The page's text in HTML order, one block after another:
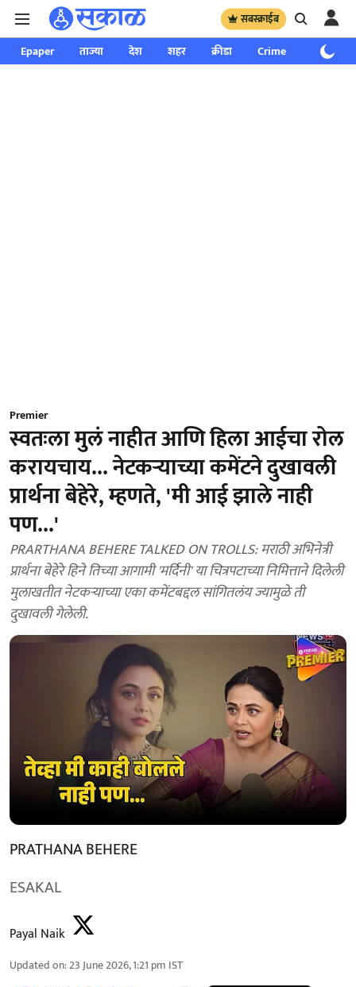
सबस्क्राईब
Epaper ताज्या देश शहर क्रीडा Crime साप्ताहिक
Premier
स्वतःला मुलं नाहीत आणि हिला आईचा रोल
करायचाय... नेटकऱ्याच्या कमेंटने दुखावली
प्रार्थना बेहेरे, म्हणते, 'मी आई झाले नाही
पण...'
PRARTHANA BEHERE TALKED ON TROLLS: मराठी अभिनेत्री
प्रार्थना बेहेरे हिने तिच्या आगामी 'मर्दिनी' या चित्रपटाच्या निमित्ताने दिलेली
मुलाखतीत नेटकऱ्याच्या एका कमेंटबद्दल सांगितलंय ज्यामुळे ती
दुखावली गेलेली.
PRATHANA BEHERE
ESAKAL
Payal Naik
Updated on:23 June 2026, 1:21 pm IST